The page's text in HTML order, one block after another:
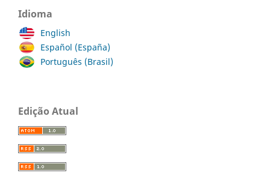
Idioma
English
Español (España)
Português (Brasil)
Edição Atual